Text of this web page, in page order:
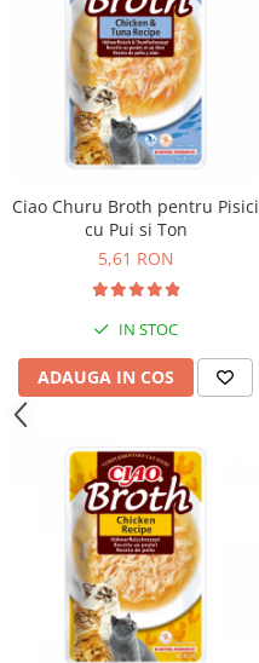
Ciao Churu Broth pentru Pisici
cu Pui si Ton
5,61 RON
IN STOC
ADAUGA IN COS